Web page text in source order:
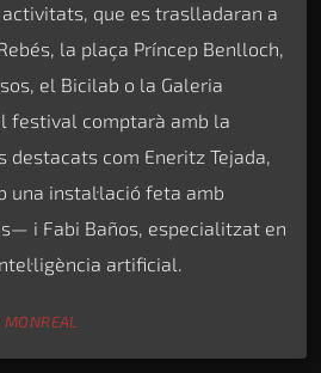
activitats, que es traslladaran a
la plaça Príncep Benlloch,
el Bicilab o la Galeria
festival comptarà amb la
destacats com Eneritz Tejada,
instal·lació feta amb
i Fabi Baños, especialitzat en
artificial.
MONREAL